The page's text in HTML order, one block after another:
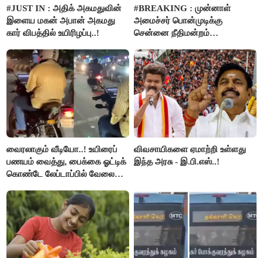
#JUST IN : அதிக் அகமதுவின்
இளைய மகன் அபான் அகமது
கார் விபத்தில் உயிரிழப்பு..!
#BREAKING : முன்னாள்
அமைச்சர் பொன்முடிக்கு
சென்னை நீதிமன்றம்
வைரலாகும் வீடியோ..! உயிரைப்
பணயம் வைத்து, பைக்கை ஓட்டிக்
கொண்டே லேப்டாப்பில் வேலை
விவசாயிகளை ஏமாற்றி உள்ளது
இந்த அரசு - இ.பி.எஸ்..!